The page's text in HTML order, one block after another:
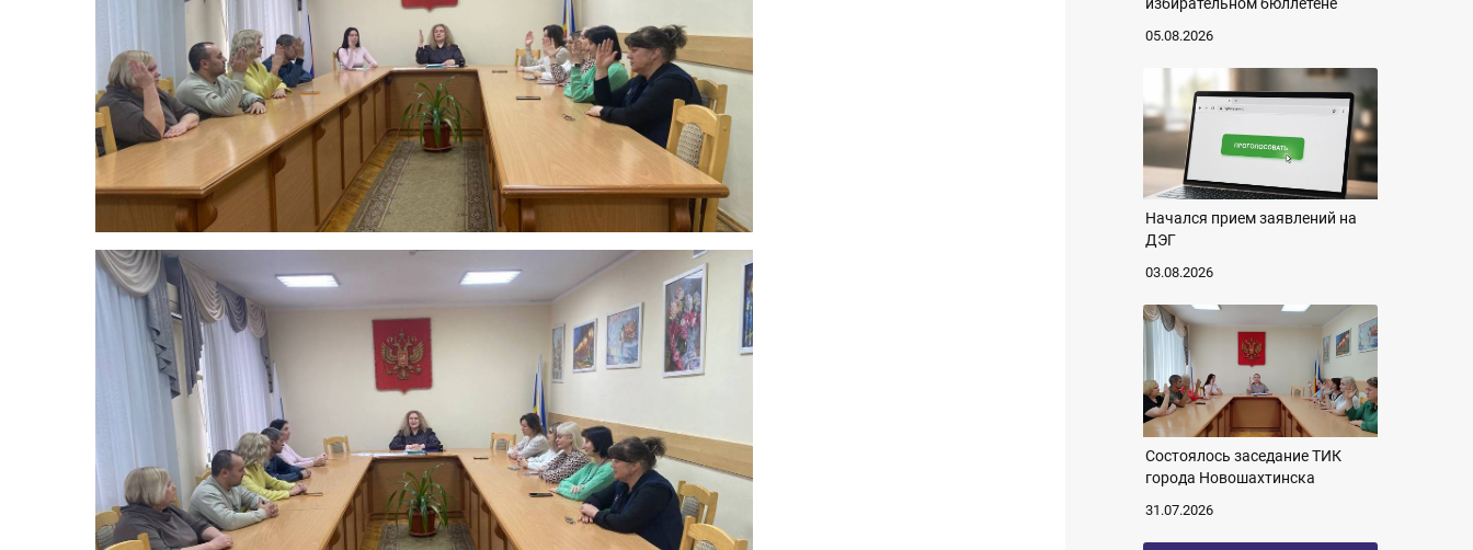
05.08.2026
Начался прием заявлений на
ДЭГ
03.08.2026
Состоялось заседание ТИК
города Новошахтинска
31.07.2026